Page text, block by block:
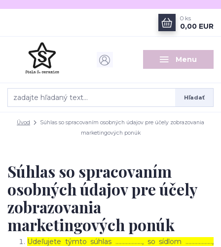
Menu
Hľadať
0 ks
0,00 EUR
Úvod
Súhlas so spracovaním osobných údajov pre účely zobrazovania
marketingových ponúk
Súhlas so spracovaním
osobných údajov pre účely
zobrazovania
marketingových ponúk
Udeľujete týmto súhlas ……………..., so sídlom ………………,